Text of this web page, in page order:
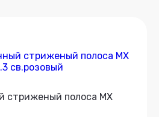
стриженый полоса МХ